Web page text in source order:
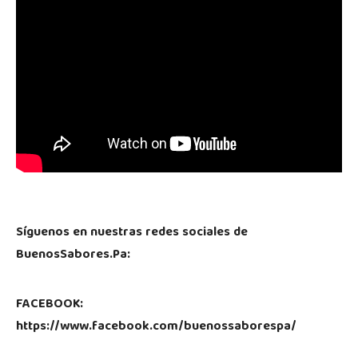
Síguenos en nuestras redes sociales de
BuenosSabores.Pa:
FACEBOOK:
https://www.facebook.com/buenossaborespa/